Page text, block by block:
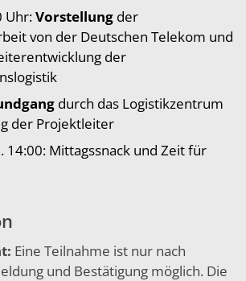
Uhr:Vorstellung der
von der Deutschen Telekom und
der
durch das Logistikzentrum
der Projektleiter
14:00: Mittagssnack und Zeit für
Eine Teilnahme ist nur nach
und Bestätigung möglich. Die